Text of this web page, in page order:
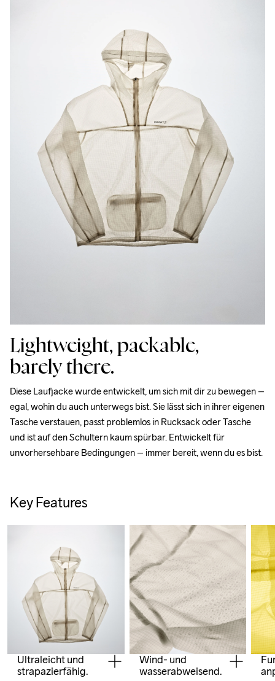
Lightweight, packable,
barely there.
Diese Laufjacke wurde entwickelt, um sich mit dir zu bewegen –
egal, wohin du auch unterwegs bist. Sie lässt sich in ihrer eigenen
Tasche verstauen, passt problemlos in Rucksack oder Tasche
und ist auf den Schultern kaum spürbar. Entwickelt für
unvorhersehbare Bedingungen – immer bereit, wenn du es bist.
Key Features
Ultraleicht und
strapazierfähig.
Wind- und
wasserabweisend.